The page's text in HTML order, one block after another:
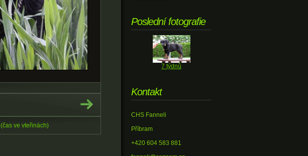
(čas ve vteřinách)
Poslední fotografie
7 týdnů
Kontakt
CHS Fanneli
Příbram
+420 604 583 881